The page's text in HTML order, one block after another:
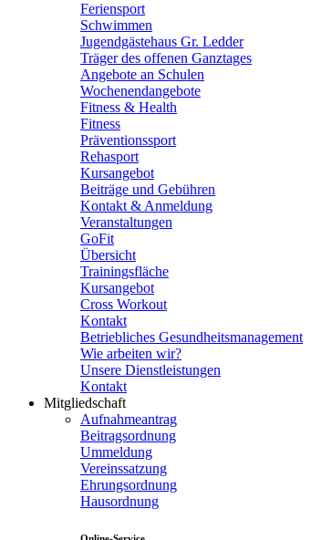
Feriensport
Schwimmen
Jugendgästehaus Gr. Ledder
Träger des offenen Ganztages
Angebote an Schulen
Wochenendangebote
Fitness & Health
Fitness
Präventionssport
Rehasport
Kursangebot
Beiträge und Gebühren
Kontakt & Anmeldung
Veranstaltungen
GoFit
Übersicht
Trainingsfläche
Kursangebot
Cross Workout
Kontakt
Betriebliches Gesundheitsmanagement
Wie arbeiten wir?
Unsere Dienstleistungen
Kontakt
Mitgliedschaft
Aufnahmeantrag
Beitragsordnung
Ummeldung
Vereinssatzung
Ehrungsordnung
Hausordnung